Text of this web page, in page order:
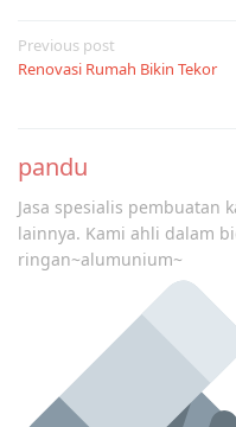
Post
navigation
Previous post
Renovasi Rumah Bikin Tekor
pandu
Jasa spesialis pembuatan
lainnya. Kami ahli dalam
ringan~alumunium~